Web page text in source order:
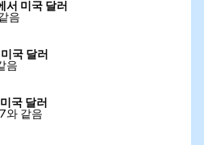
미국 달러
음
국 달러
음
국 달러
와 같음